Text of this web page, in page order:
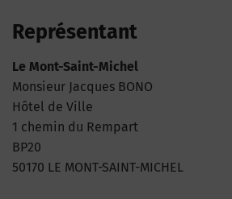
Représentant
Le Mont-Saint-Michel
Monsieur Jacques BONO
Hôtel de Ville
1 chemin du Rempart
BP20
50170 LE MONT-SAINT-MICHEL